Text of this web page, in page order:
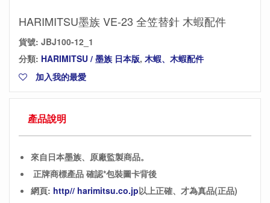
HARIMITSU墨族 VE-23 全笠替針 木蝦配件
貨號: JBJ100-12_1
分類: HARIMITSU / 墨族 日本版, 木蝦、木蝦配件
加入我的最愛
產品說明
來自日本墨族、原廠監製商品。
正牌商標產品 確認*包裝圖卡背後
網頁: http// harimitsu.co.jp以上正確、才為真品(正品)